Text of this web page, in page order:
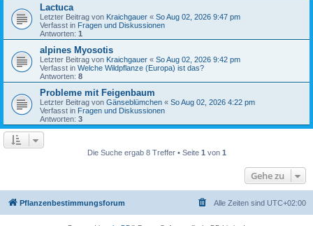
Lactuca
Letzter Beitrag von Kraichgauer « So Aug 02, 2026 9:47 pm
Verfasst in Fragen und Diskussionen
Antworten: 1
alpines Myosotis
Letzter Beitrag von Kraichgauer « So Aug 02, 2026 9:42 pm
Verfasst in Welche Wildpflanze (Europa) ist das?
Antworten: 8
Probleme mit Feigenbaum
Letzter Beitrag von Gänseblümchen « So Aug 02, 2026 4:22 pm
Verfasst in Fragen und Diskussionen
Antworten: 3
Die Suche ergab 8 Treffer • Seite 1 von 1
Gehe zu
Pflanzenbestimmungsforum Alle Zeiten sind UTC+02:00